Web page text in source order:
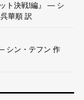
ト決戦!編』 — シ
華順 訳
シン・テフン 作